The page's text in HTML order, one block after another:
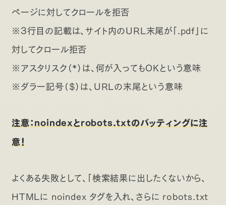
ページに対してクロールを拒否
※3行目の記載は、サイト内のURL末尾が「.pdf」に
対してクロール拒否
※アスタリスク（*）は、何が入ってもOKという意味
※ダラー記号（$）は、URLの末尾という意味
注意：noindexとrobots.txtのバッティングに注
意！
よくある失敗として、「検索結果に出したくないから、
HTMLに noindex タグを入れ、さらに robots.txt